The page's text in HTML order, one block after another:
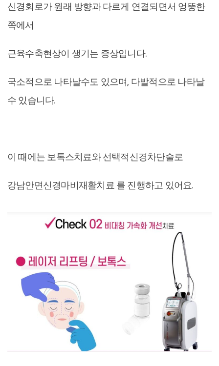
신경회로가 원래 방향과 다르게 연결되면서 엉뚱한
쪽에서
근육수축현상이 생기는 증상입니다.
국소적으로 나타날수도 있으며, 다발적으로 나타날
수 있습니다.
이 때에는 보톡스치료와 선택적신경차단술로
강남안면신경마비재활치료 를 진행하고 있어요.